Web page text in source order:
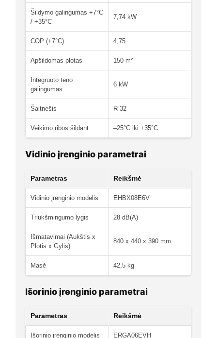
Šildymo galingumas +7°C
/ +35°C
7,74 kW
COP (+7°C) 4,75
Apšildomas plotas 150 m²
Integruoto teno
galingumas
6 kW
Šaltnešis R-32
Veikimo ribos šildant –25°C iki +35°C
Vidinio įrenginio parametrai
Parametras Reikšmė
Vidinio įrenginio modelis EHBX08E6V
Triukšmingumo lygis 28 dB(A)
Išmatavimai (Aukštis x
Plotis x Gylis)
840 x 440 x 390 mm
Masė 42,5 kg
Išorinio įrenginio parametrai
Parametras Reikšmė
Išorinio įrenginio modelis ERGA06EVH